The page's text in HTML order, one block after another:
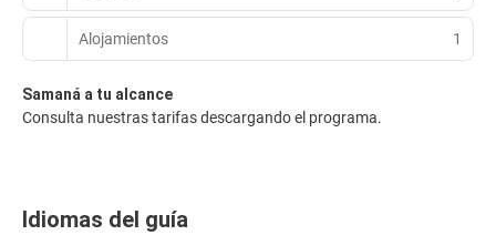
Alojamientos 1
Samaná a tu alcance
Consulta nuestras tarifas descargando el programa.
Idiomas del guía